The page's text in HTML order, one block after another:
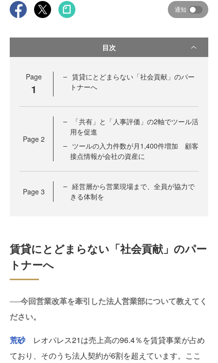
通知
目次
Page
1
賃貸にとどまらない「社会貢献」のパー
トナーへ
Page 2
「共有」と「人事評価」の2軸でツール活
用を促進
ツールの入力件数が月1,400件増加 顧客
接点情報が会社の資産に
Page 3
経営層から営業現場まで、全員が協力で
きる体制を
賃貸にとどまらない「社会貢献」のパー
トナーへ
──今回営業改革を牽引した法人営業部について教えてく
ださい。
荒砂レオパレス21は売上高の96.4％を賃貸事業が占め
ており、そのうち法人契約が6割を超えています。ここ